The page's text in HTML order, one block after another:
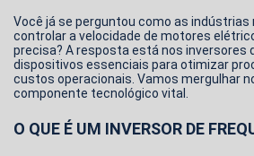
Você já se perguntou como as
controlar a velocidade de motores
precisa? A resposta está nos inversores
dispositivos essenciais para otimizar
custos operacionais. Vamos mergulhar
componente tecnológico vital.
O QUE É UM INVERSOR DE